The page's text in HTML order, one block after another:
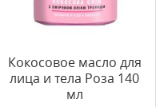
Кокосовое масло для
лица и тела Роза 140
мл